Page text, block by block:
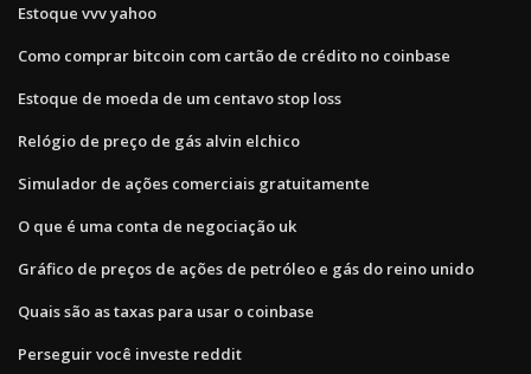
Estoque vvv yahoo
Como comprar bitcoin com cartão de crédito no coinbase
Estoque de moeda de um centavo stop loss
Relógio de preço de gás alvin elchico
Simulador de ações comerciais gratuitamente
O que é uma conta de negociação uk
Gráfico de preços de ações de petróleo e gás do reino unido
Quais são as taxas para usar o coinbase
Perseguir você investe reddit